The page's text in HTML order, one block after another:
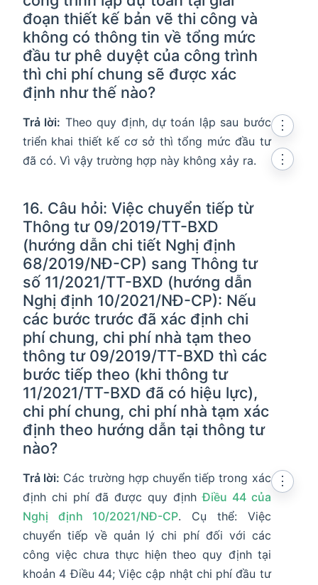
đoạn thiết kế bản vẽ thi công và
không có thông tin về tổng mức
đầu tư phê duyệt của công trình
thì chi phí chung sẽ được xác
định như thế nào?
Trả lời: Theo quy định, dự toán lập sau bước
triển khai thiết kế cơ sở thì tổng mức đầu tư
đã có. Vì vậy trường hợp này không xảy ra.
⋮
16. Câu hỏi: Việc chuyển tiếp từ
Thông tư 09/2019/TT-BXD
(hướng dẫn chi tiết Nghị định
68/2019/NĐ-CP) sang Thông tư
số 11/2021/TT-BXD (hướng dẫn
Nghị định 10/2021/NĐ-CP): Nếu
các bước trước đã xác định chi
phí chung, chi phí nhà tạm theo
thông tư 09/2019/TT-BXD thì các
bước tiếp theo (khi thông tư
11/2021/TT-BXD đã có hiệu lực),
chi phí chung, chi phí nhà tạm xác
định theo hướng dẫn tại thông tư
nào?
⋮
Trả lời: Các trường hợp chuyển tiếp trong xác
định chi phí đã được quy địnhĐiều 44 của
Nghị định 10/2021/NĐ-CP. Cụ thể: Việc
chuyển tiếp về quản lý chi phí đối với các
công việc chưa thực hiện theo quy định tại
khoản 4 Điều 44; Việc cập nhật chi phí đầu tư
⋮